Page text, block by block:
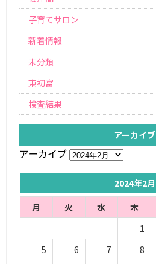
子育てサロン
新着情報
未分類
東初富
検査結果
アーカイブ
アーカイブ
2024年2月
月
火 水 木
1
5
6 7 8